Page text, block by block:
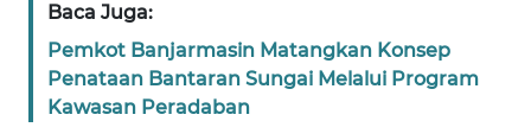
Baca Juga:
Pemkot Banjarmasin Matangkan Konsep
Penataan Bantaran Sungai Melalui Program
Kawasan Peradaban
PAPUA
WN
PAPUA